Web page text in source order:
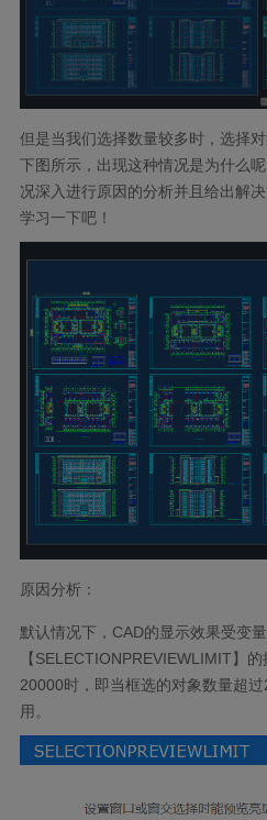
但是当我们选择数量较多时，选择
下图所示，出现这种情况是为什么
况深入进行原因的分析并且给出解
学习一下吧！
原因分析：
默认情况下， CAD的显示效果受变量
【SELECTIONPREVIEWLIMIT】
20000时，即当框选的对象数量超过
用。